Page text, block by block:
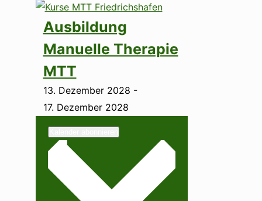
Ausbildung
Manuelle Therapie
MTT
13. Dezember 2028 -
17. Dezember 2028